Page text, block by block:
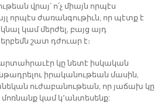
վրայ՝ ո՛չ միայն որպէս
որպէս ժառանգութիւն, որ պէտք է
կամ մերժել, բայց այդ
շատ դժուար է։
կը նետէ իսկական
իրականութեան մասին,
ուժաբանութեան, որ յաճախ կը
մոռնանք կամ կ՚անտեսենք: